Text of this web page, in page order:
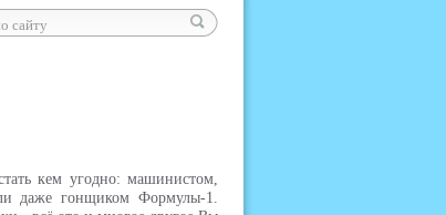
кем угодно: машинистом,
даже гонщиком Формулы-1.